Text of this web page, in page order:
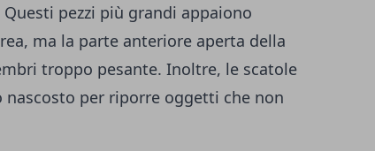
Questi pezzi più grandi appaiono
ma la parte anteriore aperta della
troppo pesante. Inoltre, le scatole
per riporre oggetti che non